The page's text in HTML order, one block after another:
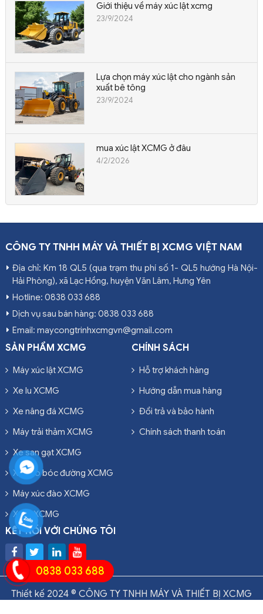
Giới thiệu về máy xúc lật xcmg
23/9/2024
Lựa chọn máy xúc lật cho ngành sản
xuất bê tông
23/9/2024
mua xúc lật XCMG ở đâu
4/2/2026
CÔNG TY TNHH MÁY VÀ THIẾT BỊ XCMG VIỆT NAM
Địa chỉ: Km 18 QL5 (qua trạm thu phí số 1- QL5 hướng Hà Nội-
Hải Phòng), xã Lạc Hồng, huyện Văn Lâm, Hưng Yên
Hotline: 0838 033 688
Dịch vụ sau bán hàng: 0838 033 688
Email: maycongtrinhxcmgvn@gmail.com
SẢN PHẨM XCMG
Máy xúc lật XCMG
Xe lu XCMG
Xe nâng đá XCMG
Máy trải thảm XCMG
Xe san gạt XCMG
Xe cào bóc đường XCMG
Máy xúc đào XCMG
Xe ủi XCMG
CHÍNH SÁCH
Hỗ trợ khách hàng
Hướng dẫn mua hàng
Đổi trả và bảo hành
Chính sách thanh toán
KẾT NỐI VỚI CHÚNG TÔI
Thiết kế 2024 © CÔNG TY TNHH MÁY VÀ THIẾT BỊ XCMG
0838 033 688